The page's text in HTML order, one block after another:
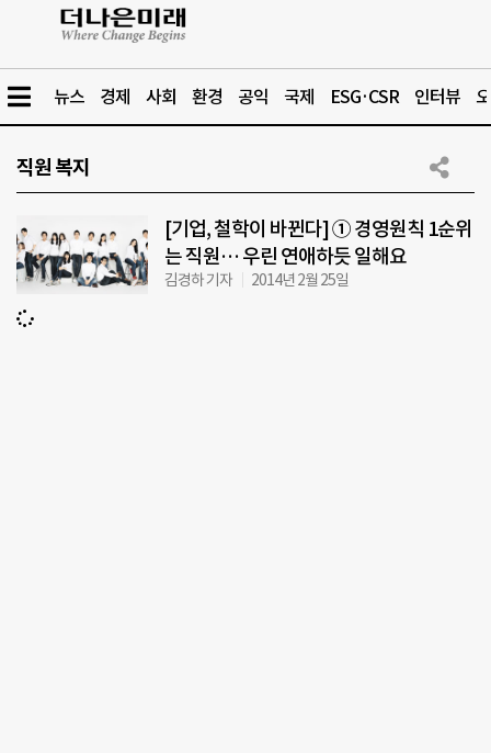
뉴스 경제 사회 환경 공익 국제 ESG·CSR 인터뷰
직원 복지
[기업, 철학이 바뀐다] ① 경영원칙 1순위
는 직원… 우린 연애하듯 일해요
김경하 기자 2014년 2월 25일